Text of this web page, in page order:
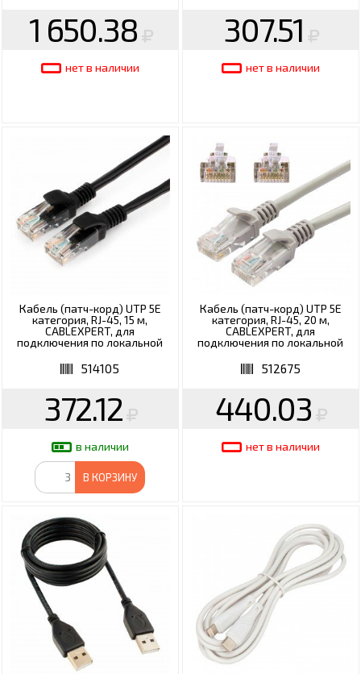
1 650.38
нет в наличии
307.51
нет в наличии
Кабель (патч-корд) UTP 5Е
категория, RJ-45, 15 м,
CABLEXPERT, для
подключения по локальной
514105
372.12
в наличии
В КОРЗИНУ
Кабель (патч-корд) UTP 5Е
категория, RJ-45, 20 м,
CABLEXPERT, для
подключения по локальной
512675
440.03
нет в наличии